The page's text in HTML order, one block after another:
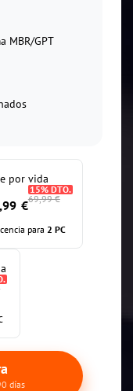
MBR/GPT
por vida
,99 €69,99 €
15% DTO.
para 2 PC
días